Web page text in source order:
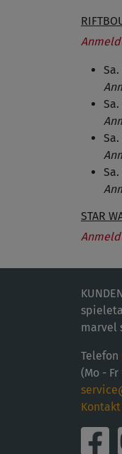
Sa.
STAR
marvel
Telefon
(Mo -
Kontakt